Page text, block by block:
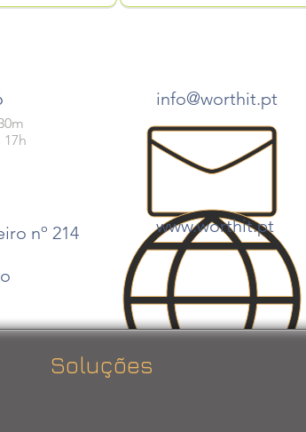
info@worthit.pt
nº 214
www.worthit.pt
Soluções